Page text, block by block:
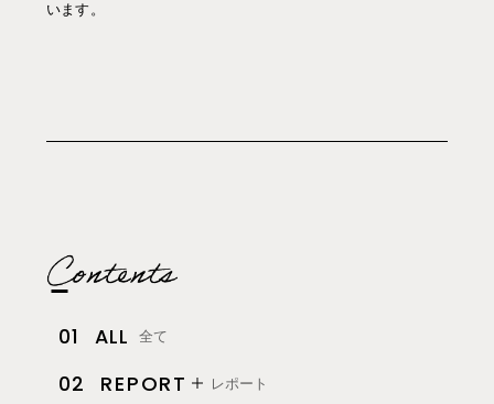
います。
01 ALL 全て
02 REPORT レポート